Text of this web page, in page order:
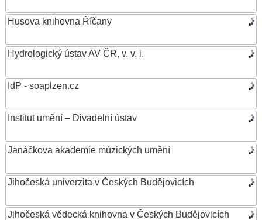
Husova knihovna Říčany
Hydrologický ústav AV ČR, v. v. i.
IdP - soaplzen.cz
Institut umění – Divadelní ústav
Janáčkova akademie múzických umění
Jihočeská univerzita v Českých Budějovicích
Jihočeská vědecká knihovna v Českých Budějovicích